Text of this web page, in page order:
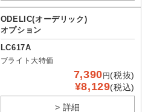
ODELIC(オーデリック)
オプション
LC617A
ブライト大特価
7,390円(税抜)
¥8,129(税込)
> 詳細